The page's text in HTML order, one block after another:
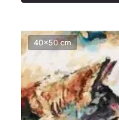
40x50 cm